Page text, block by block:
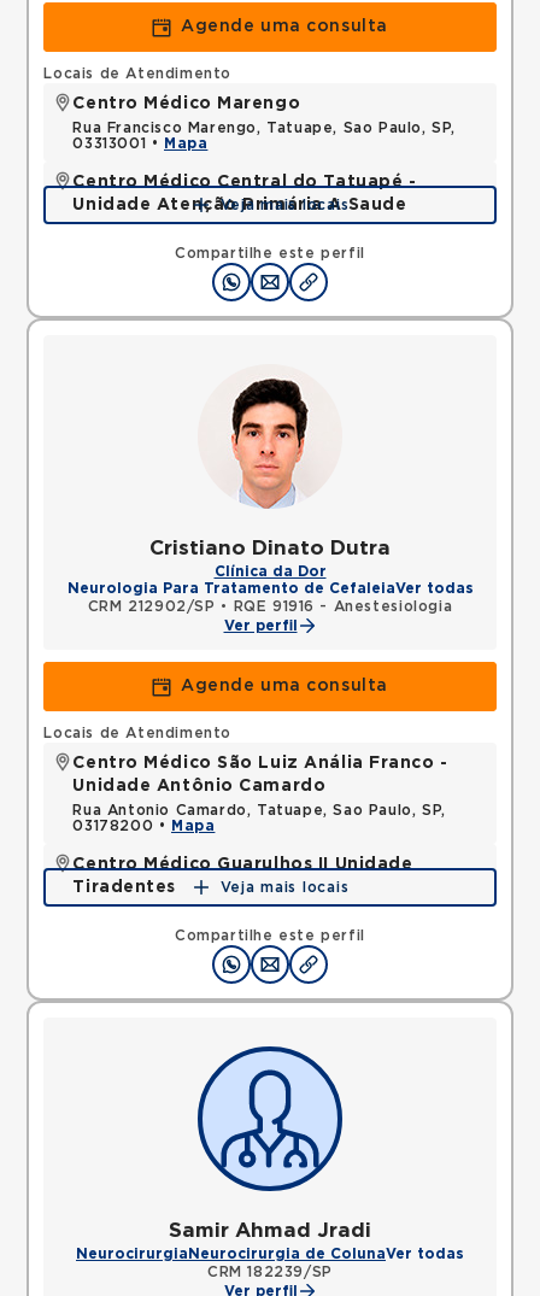
Agende uma consulta
Compartilhe este perfil
Locais de Atendimento
Centro Médico Marengo
Rua Francisco Marengo, Tatuape, Sao Paulo, SP,
03313001 •
Mapa
Centro Médico Central do Tatuapé -
Unidade Atenção Primária A Saude
Avenida Alvaro Ramos, Quarta Parada, Sao Paulo,
SP, 03330002 •
Mapa
Veja mais locais
Cristiano Dinato Dutra
Clínica da Dor
Neurologia Para Tratamento de CefaleiaVer todas
CRM 212902/SP •
RQE 91916 - Anestesiologia
Ver perfil
Agende uma consulta
Compartilhe este perfil
Locais de Atendimento
Centro Médico São Luiz Anália Franco -
Unidade Antônio Camardo
Rua Antonio Camardo, Tatuape, Sao Paulo, SP,
03178200 •
Mapa
Centro Médico Guarulhos II Unidade
Tiradentes
Avenida Tiradentes, Jardim Guarulhos, Guarulhos,
SP, 07090000 •
Mapa
Veja mais locais
Samir Ahmad Jradi
Neurocirurgia Neurocirurgia de ColunaVer todas
CRM 182239/SP
Ver perfil